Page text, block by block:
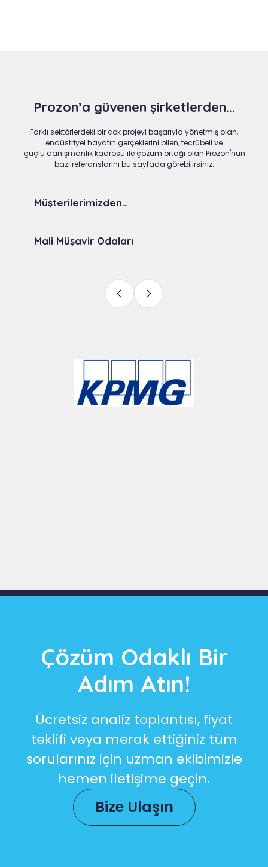
Prozon’a güvenen şirketlerden...
Farklı sektörlerdeki bir çok projeyi başarıyla yönetmiş olan,
endüstriyel hayatın gerçeklerini bilen, tecrübeli ve
güçlü danışmanlık kadrosu ile çözüm ortağı olan Prozon'nun
bazı referanslarını bu sayfada görebilirsiniz.
Müşterilerimizden…
Mali Müşavir Odaları
Çözüm Odaklı Bir
Adım Atın!
Ücretsiz analiz toplantısı, fiyat
teklifi veya merak ettiğiniz tüm
sorularınız için uzman ekibimizle
hemen iletişime geçin.
Bize Ulaşın